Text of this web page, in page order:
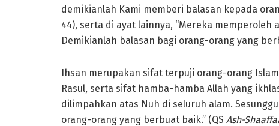
demikianlah Kami memberi balasan kepada
44), serta di ayat lainnya, “Mereka memperoleh
Demikianlah balasan bagi orang-orang yang
Ihsan merupakan sifat terpuji orang-orang
Rasul, serta sifat hamba-hamba Allah yang
dilimpahkan atas Nuh di seluruh alam.
orang-orang yang berbuat baik.” (QS Ash-